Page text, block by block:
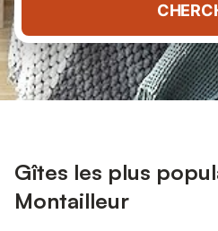
Gîtes les plus
Montailleur